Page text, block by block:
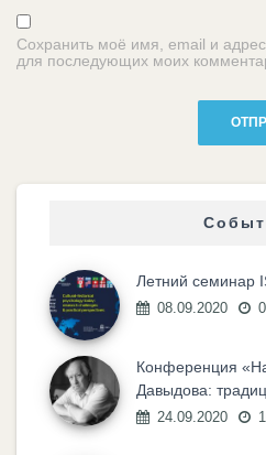
Сохранить моё имя, email и
для последующих моих
Летний семинар
08.09.2020
Конференция
Давыдова:
24.09.2020